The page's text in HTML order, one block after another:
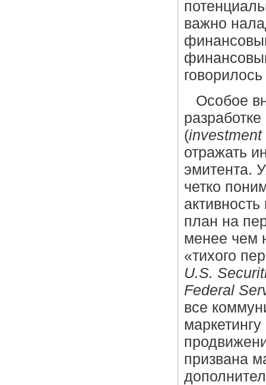
важно
Особое
(investment
отражать
эмитента.
четко
план на
менее чем
«тихого
U.S.
Federal
все
призвана